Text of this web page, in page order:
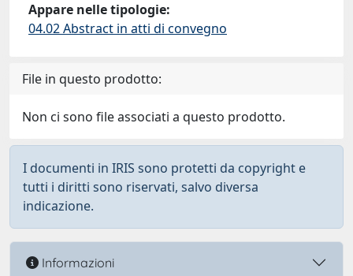
Appare nelle tipologie:
04.02 Abstract in atti di convegno
File in questo prodotto:
Non ci sono file associati a questo prodotto.
I documenti in IRIS sono protetti da copyright e
tutti i diritti sono riservati, salvo diversa
indicazione.
Informazioni